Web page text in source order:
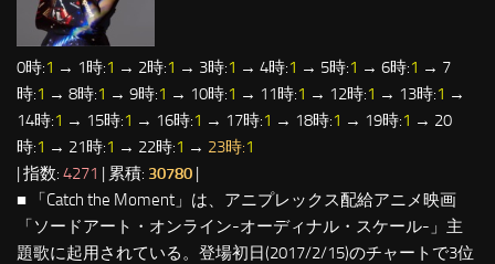
0時:1 → 1時:1 → 2時:1 → 3時:1 → 4時:1 → 5時:1 → 6時:1 → 7
時:1 → 8時:1 → 9時:1 → 10時:1 → 11時:1 → 12時:1 → 13時:1 →
14時:1 → 15時:1 → 16時:1 → 17時:1 → 18時:1 → 19時:1 → 20
時:1 → 21時:1 → 22時:1 → 23時:1
| 指数: 4271 | 累積: 30780 |
■ 「Catch the Moment」は、アニプレックス配給アニメ映画
「ソードアート・オンライン-オーディナル・スケール-」主
題歌に起用されている。登場初日(2017/2/15)のチャートで3位